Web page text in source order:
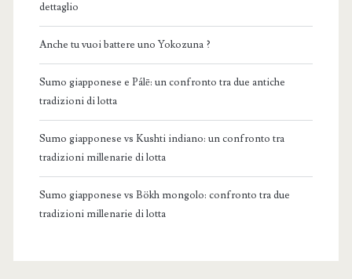
dettaglio
Anche tu vuoi battere uno Yokozuna ?
Sumo giapponese e Pálē: un confronto tra due antiche
tradizioni di lotta
Sumo giapponese vs Kushti indiano: un confronto tra
tradizioni millenarie di lotta
Sumo giapponese vs Bökh mongolo: confronto tra due
tradizioni millenarie di lotta